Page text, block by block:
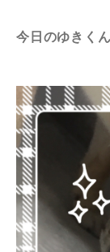
今日のゆきくん